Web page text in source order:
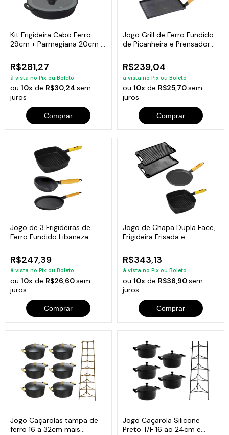
Kit Frigideira Cabo Ferro
29cm + Parmegiana 20cm +
R$281,27
à vista no Pix ou Boleto
ou10x de R$30,24sem
juros
Comprar
Jogo Grill de Ferro Fundido
de Picanheira e Prensador
R$239,04
à vista no Pix ou Boleto
ou 10xde R$25,70sem
juros
Comprar
Jogo de 3 Frigideiras de
Ferro Fundido Libaneza
R$247,39
à vista no Pix ou Boleto
ou10x de R$26,60sem
juros
Comprar
Jogo de Chapa Dupla Face,
Frigideira Frisada e
R$343,13
à vista no Pix ou Boleto
ou 10xde R$36,90sem
juros
Comprar
Jogo Caçarolas tampa de
ferro 16 a 32cm mais
Jogo Caçarola Silicone
Preto T/F 16 ao 24cm e